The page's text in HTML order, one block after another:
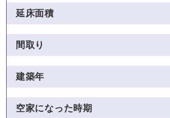
延床面積
間取り
建築年
空家になった時期